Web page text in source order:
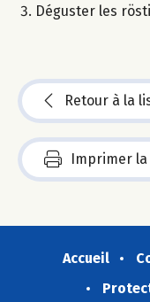
Déguster les
Retour à la
Imprimer
Accueil